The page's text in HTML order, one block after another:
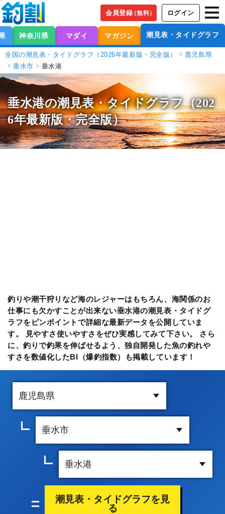
会員登録（無料） ログイン
神奈川県 マダイ マガジン 潮見表・タイドグラフ
全国の潮見表・タイドグラフ（2026年最新版・完全版）
鹿児島県
垂水市
垂水港
垂水港の潮見表・タイドグラフ（202
6年最新版・完全版）
釣りや潮干狩りなど海のレジャーはもちろん、海関係のお
仕事にも欠かすことが出来ない垂水港の潮見表・タイドグ
ラフをピンポイントで詳細な最新データを公開していま
す。 見やすさ使いやすさをぜひ実感してみて下さい。 さら
に、釣りで釣果を伸ばせるよう、独自開発した魚の釣れや
すさを数値化したBI（爆釣指数）も掲載しています！
潮見表・タイドグラフを見
る